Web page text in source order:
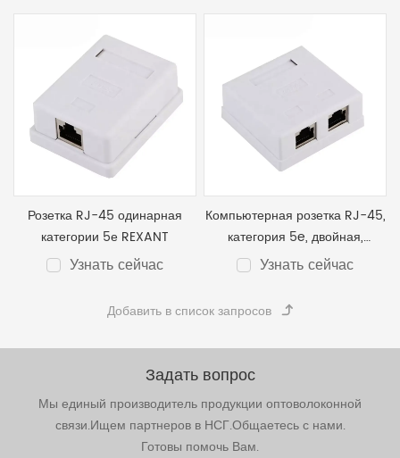
Розетка RJ-45 одинарная
категории 5е REXANT
Узнать сейчас
Компьютерная розетка RJ-45,
категория 5e, двойная,
внешняя
Узнать сейчас
Задать вопрос
Мы единый производитель продукции оптоволоконной
связи.Ищем партнеров в НСГ.Общаетесь с нами.
Готовы помочь Вам.